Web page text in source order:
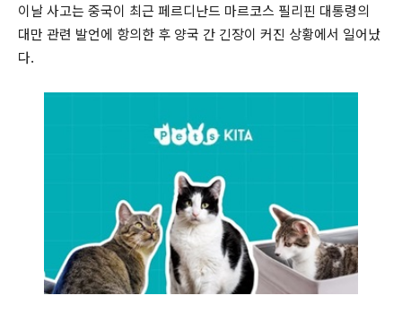
이날 사고는 중국이 최근 페르디난드 마르코스 필리핀 대통령의
대만 관련 발언에 항의한 후 양국 간 긴장이 커진 상황에서 일어났
다.